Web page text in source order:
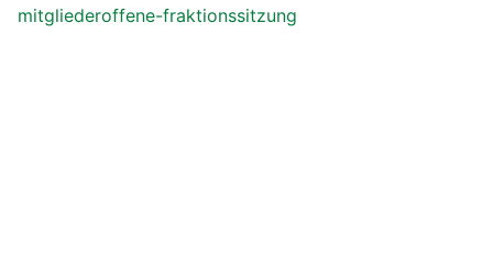
mitgliederoffene-fraktionssitzung